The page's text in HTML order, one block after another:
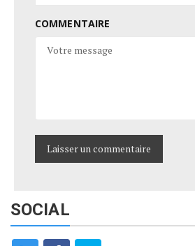
COMMENTAIRE
SOCIAL